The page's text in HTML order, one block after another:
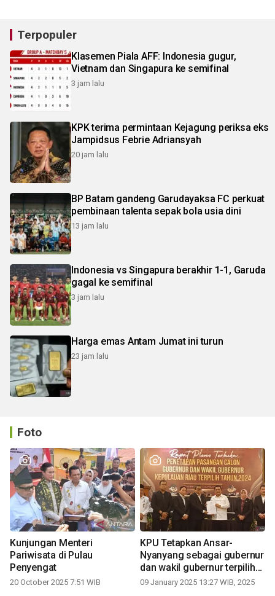
Terpopuler
Klasemen Piala AFF: Indonesia gugur,
Vietnam dan Singapura ke semifinal
3 jam lalu
KPK terima permintaan Kejagung periksa eks
Jampidsus Febrie Adriansyah
20 jam lalu
BP Batam gandeng Garudayaksa FC perkuat
pembinaan talenta sepak bola usia dini
13 jam lalu
Indonesia vs Singapura berakhir 1-1, Garuda
gagal ke semifinal
3 jam lalu
Harga emas Antam Jumat ini turun
23 jam lalu
Foto
Kunjungan Menteri
Pariwisata di Pulau
Penyengat
20 October 2025 7:51 WIB
KPU Tetapkan Ansar-
Nyanyang sebagai gubernur
dan wakil gubernur terpilih
periode 2025-2030
09 January 2025 13:27 WIB, 2025